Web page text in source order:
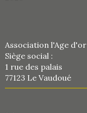
Association l'Age d'or
Siège social :
1 rue des palais
77123 Le Vaudoué